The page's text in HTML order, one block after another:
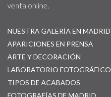
venta online.
NUESTRA GALERÍA EN MADRID
APARICIONES EN PRENSA
ARTE Y DECORACIÓN
LABORATORIO FOTOGRÁFICO
TIPOS DE ACABADOS
FOTOGRAFÍAS DE MADRID